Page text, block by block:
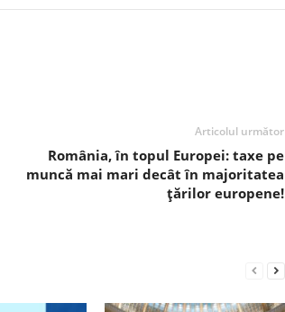
Articolul următor
România, în topul Europei: taxe pe
muncă mai mari decât în majoritatea
țărilor europene!